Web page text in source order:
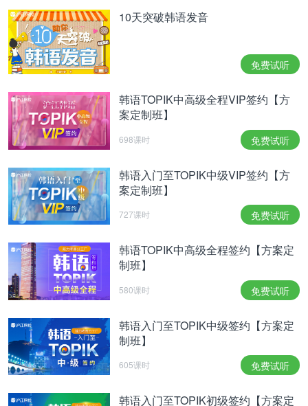
10天突破韩语发音
免费试听
韩语TOPIK中高级全程VIP签约【方
案定制班】
698课时 免费试听
韩语入门至TOPIK中级VIP签约【方
案定制班】
727课时 免费试听
韩语TOPIK中高级全程签约【方案定
制班】
580课时 免费试听
韩语入门至TOPIK中级签约【方案定
制班】
605课时 免费试听
韩语入门至TOPIK初级签约【方案定